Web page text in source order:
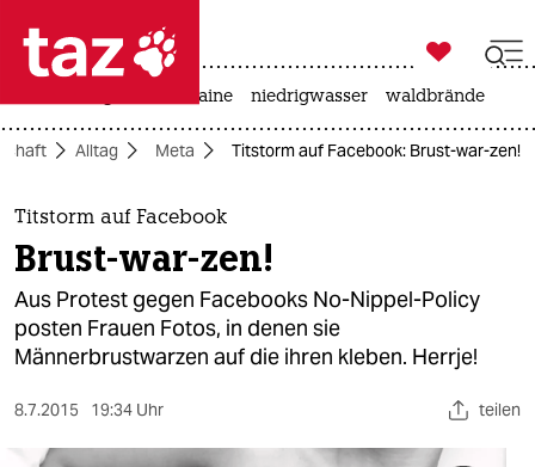
 taz zahl ich
taz zahl ich
themen
politik
öko

taz zahl ich
krieg in der ukraine niedrigwasser waldbrände
Alltag Meta Titstorm auf Facebook: Brust-war-zen!
Titstorm auf Facebook
Brust-war-zen!
Aus Protest gegen Facebooks No-Nippel-Policy
posten Frauen Fotos, in denen sie
Männerbrustwarzen auf die ihren kleben. Herrje!
8.7.2015 19:34 Uhr teilen